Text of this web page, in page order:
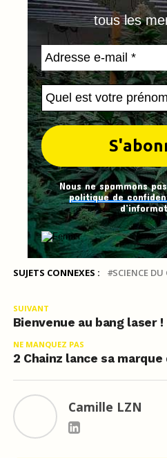
tous les
Nous ne spammons
politique de
SUJETS CONNEXES : SCIENCE DU
SUIVANT
Bienvenue au bang laser !
NE MANQUEZ PAS
2 Chainz lance sa
Camille LZN